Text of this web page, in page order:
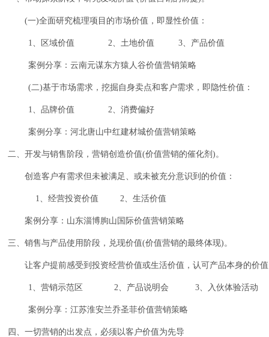
(一)全面研究梳理项目的市场价值，即显性价值：
1、区域价值 2、土地价值 3、产品价值
案例分享：云南元谋东方猿人谷价值营销策略
(二)基于市场需求，挖掘自身卖点和客户需求，即隐性价值：
1、品牌价值 2、消费偏好
案例分享：河北唐山中红建材城价值营销策略
二、开发与销售阶段，营销创造价值(价值营销的催化剂 )。
创造客户有需求但未被满足、或未被充分意识到的价值：
1、经营投资价值 2、生活价值
案例分享：山东淄博朐山国际价值营销策略
三、销售与产品使用阶段，兑现价值(价值营销的最终体现)。
让客户提前感受到投资经营价值或生活价值，认可产品本身的价
1、营销示范区 2、产品说明会 3、入伙体验活动
案例分享：江苏淮安兰乔圣菲价值营销策略
四、一切营销的出发点，必须以客户价值为先导